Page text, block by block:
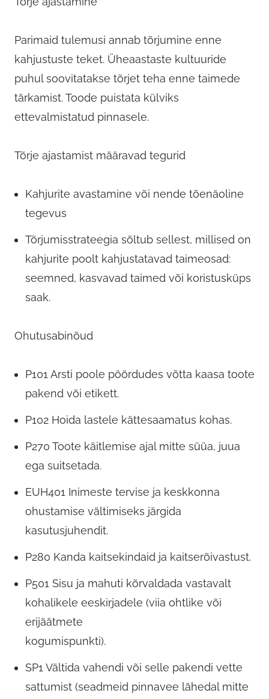
Parimaid tulemusi annab tõrjumine enne
kahjustuste teket. Üheaastaste kultuuride
puhul soovitatakse tõrjet teha enne taimede
tärkamist. Toode puistata külviks
ettevalmistatud pinnasele.
Tõrje ajastamist määravad tegurid
Kahjurite avastamine või nende tõenäoline
tegevus
Tõrjumisstrateegia sõltub sellest, millised on
kahjurite poolt kahjustatavad taimeosad:
seemned, kasvavad taimed või koristusküps
saak.
Ohutusabinõud
P101 Arsti poole pöördudes võtta kaasa toote
pakend või etikett.
P102 Hoida lastele kättesaamatus kohas.
P270 Toote käitlemise ajal mitte süüa, juua
ega suitsetada.
EUH401 Inimeste tervise ja keskkonna
ohustamise vältimiseks järgida
kasutusjuhendit.
P280 Kanda kaitsekindaid ja kaitserõivastust.
P501 Sisu ja mahuti kõrvaldada vastavalt
kohalikele eeskirjadele (viia ohtlike või
erijäätmete
kogumispunkti).
SP1 Vältida vahendi või selle pakendi vette
sattumist (seadmeid pinnavee lähedal mitte